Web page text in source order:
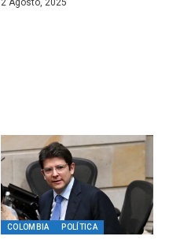
COLOMBIA POLÍTICA